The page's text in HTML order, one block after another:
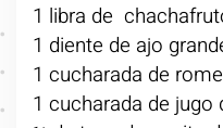
1 libra de
1 diente de ajo
1 cucharada de
1 cucharada de jugo